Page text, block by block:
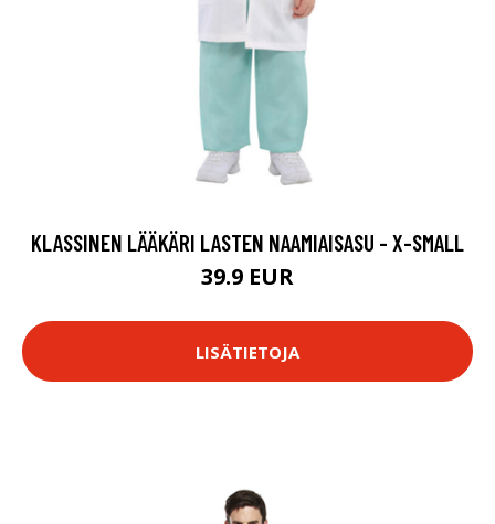
KLASSINEN LÄÄKÄRI LASTEN NAAMIAISASU - X-SMALL
39.9 EUR
LISÄTIETOJA